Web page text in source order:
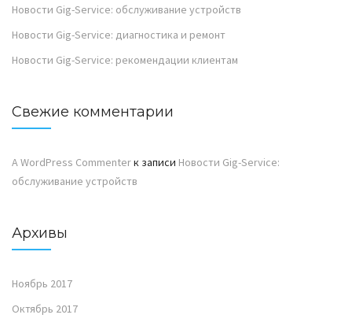
Новости Gig-Service: обслуживание устройств
Новости Gig-Service: диагностика и ремонт
Новости Gig-Service: рекомендации клиентам
Свежие комментарии
A WordPress Commenterк записи Новости Gig-Service:
обслуживание устройств
Архивы
Ноябрь 2017
Октябрь 2017